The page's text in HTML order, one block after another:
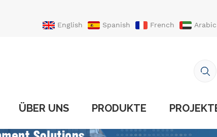
English Spanish French
Arabic
ÜBER UNS PRODUKTE